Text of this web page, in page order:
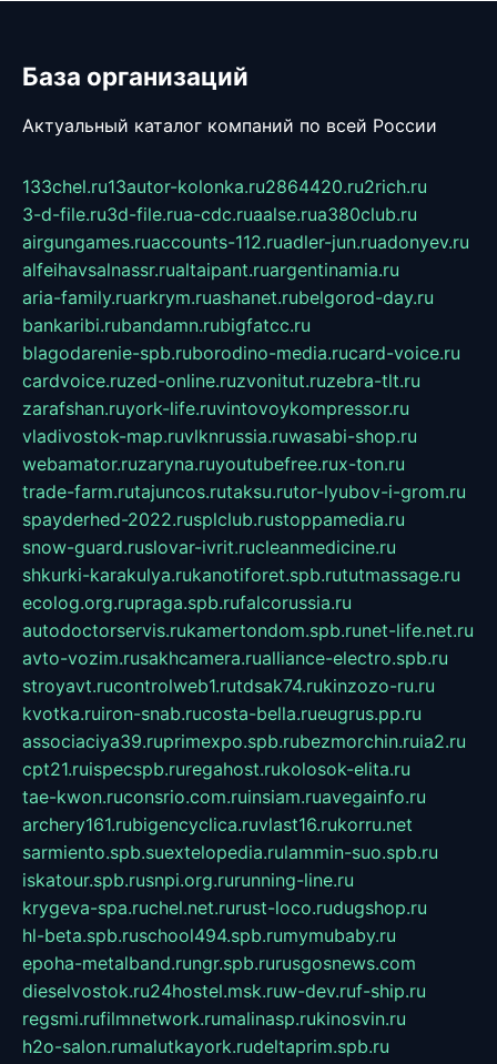
База организаций
Актуальный каталог компаний по всей России
133chel.ru13autor-kolonka.ru2864420.ru2rich.ru
3-d-file.ru3d-file.rua-cdc.ruaalse.rua380club.ru
airgungames.ruaccounts-112.ruadler-jun.ruadonyev.ru
alfeihavsalnassr.rualtaipant.ruargentinamia.ru
aria-family.ruarkrym.ruashanet.rubelgorod-day.ru
bankaribi.rubandamn.rubigfatcc.ru
blagodarenie-spb.ruborodino-media.rucard-voice.ru
cardvoice.ruzed-online.ruzvonitut.ruzebra-tlt.ru
zarafshan.ruyork-life.ruvintovoykompressor.ru
vladivostok-map.ruvlknrussia.ruwasabi-shop.ru
webamator.ruzaryna.ruyoutubefree.rux-ton.ru
trade-farm.rutajuncos.rutaksu.rutor-lyubov-i-grom.ru
spayderhed-2022.rusplclub.rustoppamedia.ru
snow-guard.ruslovar-ivrit.rucleanmedicine.ru
shkurki-karakulya.rukanotiforet.spb.rututmassage.ru
ecolog.org.rupraga.spb.rufalcorussia.ru
autodoctorservis.rukamertondom.spb.runet-life.net.ru
avto-vozim.rusakhcamera.rualliance-electro.spb.ru
stroyavt.rucontrolweb1.rutdsak74.rukinzozo-ru.ru
kvotka.ruiron-snab.rucosta-bella.rueugrus.pp.ru
associaciya39.ruprimexpo.spb.rubezmorchin.ruia2.ru
cpt21.ruispecspb.ruregahost.rukolosok-elita.ru
tae-kwon.ruconsrio.com.ruinsiam.ruavegainfo.ru
archery161.rubigencyclica.ruvlast16.rukorru.net
sarmiento.spb.suextelopedia.rulammin-suo.spb.ru
iskatour.spb.rusnpi.org.rurunning-line.ru
krygeva-spa.ruchel.net.rurust-loco.rudugshop.ru
hl-beta.spb.ruschool494.spb.rumymubaby.ru
epoha-metalband.rungr.spb.rurusgosnews.com
dieselvostok.ru24hostel.msk.ruw-dev.ruf-ship.ru
regsmi.rufilmnetwork.rumalinasp.rukinosvin.ru
h2o-salon.rumalutkayork.rudeltaprim.spb.ru